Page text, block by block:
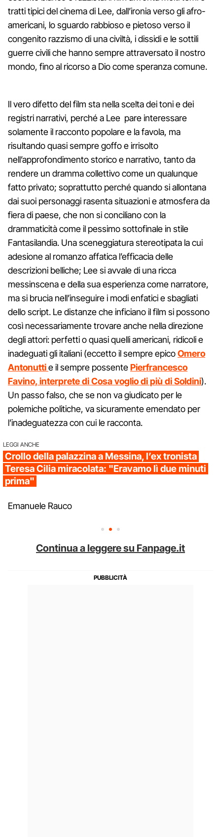
tratti tipici del cinema di Lee, dall’ironia verso gli afro-
americani, lo sguardo rabbioso e pietoso verso il
congenito razzismo di una civiltà, i dissidi e le sottili
guerre civili che hanno sempre attraversato il nostro
mondo, fino al ricorso a Dio come speranza comune.
Il vero difetto del film sta nella scelta dei toni e dei
registri narrativi, perché a Lee pare interessare
solamente il racconto popolare e la favola, ma
risultando quasi sempre goffo e irrisolto
nell’approfondimento storico e narrativo, tanto da
rendere un dramma collettivo come un qualunque
fatto privato; soprattutto perché quando si allontana
dai suoi personaggi rasenta situazioni e atmosfera da
fiera di paese, che non si conciliano con la
drammaticità come il pessimo sottofinale in stile
Fantasilandia. Una sceneggiatura stereotipata la cui
adesione al romanzo affatica l’efficacia delle
descrizioni belliche; Lee si avvale di una ricca
messinscena e della sua esperienza come narratore,
ma si brucia nell’inseguire i modi enfatici e sbagliati
dello script. Le distanze che inficiano il film si possono
così necessariamente trovare anche nella direzione
degli attori: perfetti o quasi quelli americani, ridicoli e
inadeguati gli italiani (eccetto il sempre epicoOmero
Antonuttie il sempre possentePierfrancesco
Favino, interprete di Cosa voglio di più di Soldini).
Un passo falso, che se non va giudicato per le
polemiche politiche, va sicuramente emendato per
l’inadeguatezza con cui le racconta.
LEGGI ANCHE
Crollo della palazzina a Messina, l’ex tronista
Teresa Cilia miracolata: "Eravamo lì due minuti
prima"
Emanuele Rauco
Continua a leggere su Fanpage.it